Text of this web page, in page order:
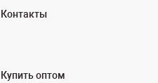
Контакты
Купить оптом